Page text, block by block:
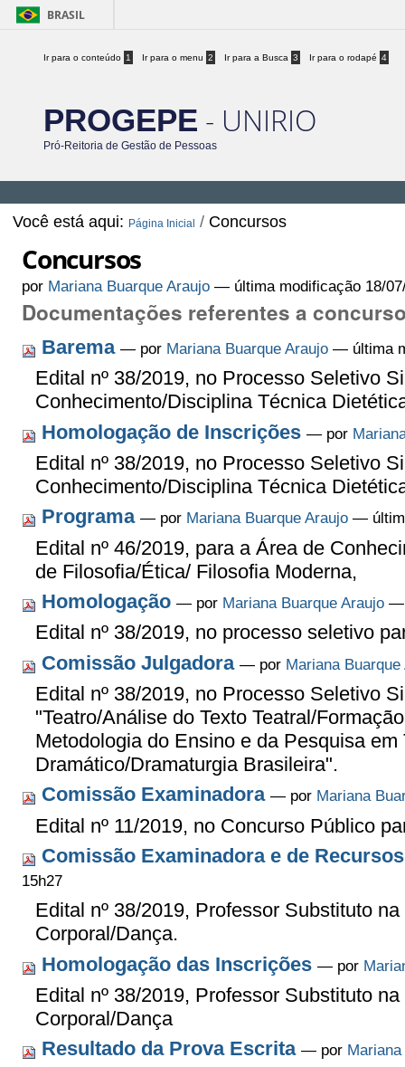
BRASIL
Ir para o conteúdo 1 Ir para o menu 2 Ir para a Busca 3 Ir para o rodapé 4
PROGEPE - UNIRIO
Pró-Reitoria de Gestão de Pessoas
Você está aqui: Página Inicial / Concursos
Concursos
por Mariana Buarque Araujo — última modificação 18/
Documentações referentes a
Barema— por Mariana Buarque Araujo — última
Edital nº 38/2019, no Processo Seletivo
Conhecimento/Disciplina Técnica
Homologação de Inscrições — por
Edital nº 38/2019, no Processo Seletivo
Conhecimento/Disciplina Técnica
Programa — por Mariana Buarque Araujo —
Edital nº 46/2019, para a Área de
de Filosofia/Ética/ Filosofia Moderna,
Homologação — por Mariana Buarque Araujo —
Edital nº 38/2019, no processo seletivo
Comissão Julgadora — por Mariana Buarque
Edital nº 38/2019, no Processo Seletivo
"Teatro/Análise do Texto Teatral/
Metodologia do Ensino e da Pesquisa
Dramático/Dramaturgia Brasileira".
Comissão Examinadora — por Mariana
Edital nº 11/2019, no Concurso Público
Comissão Examinadora e de Recursos
15h27
Edital nº 38/2019, Professor Substituto
Corporal/Dança.
Homologação das Inscrições — por
Edital nº 38/2019, Professor Substituto
Corporal/Dança
Resultado da Prova Escrita — por